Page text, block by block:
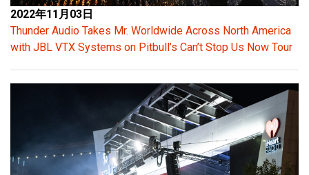
2022年11月03日
Thunder Audio Takes Mr. Worldwide Across North America
with JBL VTX Systems on Pitbull’s Can’t Stop Us Now Tour